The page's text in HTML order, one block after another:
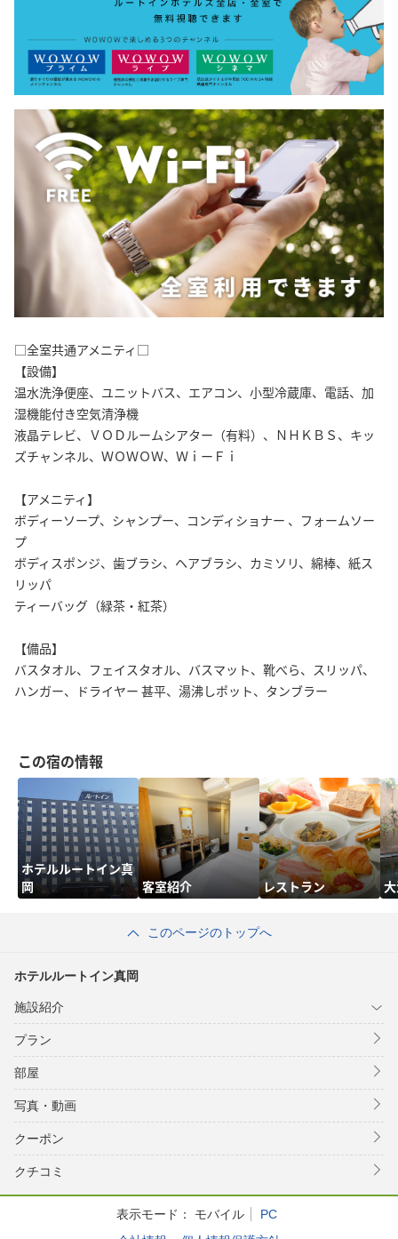
□全室共通アメニティ□
【設備】
温水洗浄便座、ユニットバス、エアコン、小型冷蔵庫、電話、加
湿機能付き空気清浄機
液晶テレビ、ＶＯＤルームシアター（有料）、ＮＨＫＢＳ、キッ
ズチャンネル、ＷＯＷＯＷ、ＷｉーＦｉ
【アメニティ】
ボディーソープ、シャンプー、コンディショナー 、フォームソー
プ
ボディスポンジ、歯ブラシ、ヘアブラシ、カミソリ、綿棒、紙ス
リッパ
ティーバッグ（緑茶・紅茶）
【備品】
バスタオル、フェイスタオル、バスマット、靴べら、スリッパ、
ハンガー、ドライヤー 甚平、湯沸しポット、タンブラー
この宿の情報
ホテルルートイン真
岡
客室紹介 レストラン
このページのトップへ
ホテルルートイン真岡
施設紹介
プラン
部屋
写真・動画
クーポン
クチコミ
表示モード： モバイル
PC